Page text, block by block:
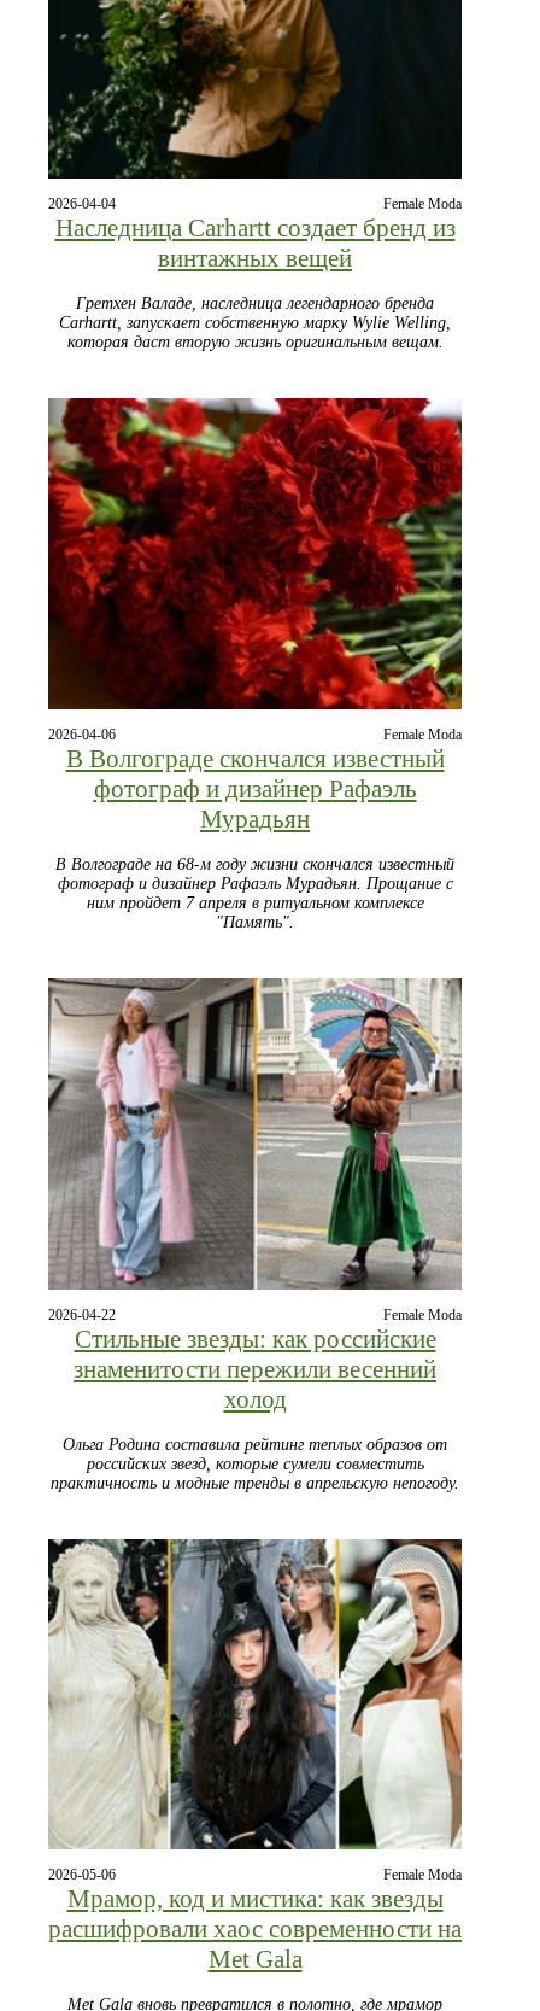
2026-04-04 Female Moda
Наследница Carhartt создает бренд из
винтажных вещей
Гретхен Валаде, наследница легендарного бренда
Carhartt, запускает собственную марку Wylie Welling,
которая даст вторую жизнь оригинальным вещам.
2026-04-06 Female Moda
В Волгограде скончался известный
фотограф и дизайнер Рафаэль
Мурадьян
В Волгограде на 68-м году жизни скончался известный
фотограф и дизайнер Рафаэль Мурадьян. Прощание с
ним пройдет 7 апреля в ритуальном комплексе
"Память".
2026-04-22 Female Moda
Стильные звезды: как российские
знаменитости пережили весенний
холод
Ольга Родина составила рейтинг теплых образов от
российских звезд, которые сумели совместить
практичность и модные тренды в апрельскую непогоду.
2026-05-06 Female Moda
Мрамор, код и мистика: как звезды
расшифровали хаос современности на
Met Gala
Met Gala вновь превратился в полотно, где мрамор